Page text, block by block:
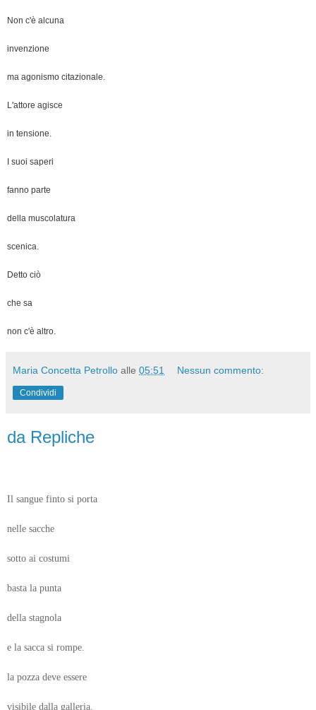
Non c'è alcuna
invenzione
ma agonismo citazionale.
L'attore agisce
in tensione.
I suoi saperi
fanno parte
della muscolatura
scenica.
Detto ciò
che sa
non c'è altro.
Maria Concetta Petrollo alle 05:51 Nessun commento:
Condividi
da Repliche
Il sangue finto si porta
nelle sacche
sotto ai costumi
basta la punta
della stagnola
e la sacca si rompe.
la pozza deve essere
visibile dalla galleria.